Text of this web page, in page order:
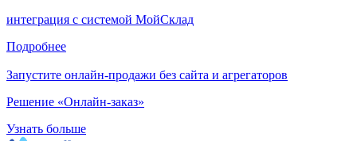
интеграция с системой МойСклад
Подробнее
Запустите онлайн-продажи без сайта и агрегаторов
Решение «Онлайн-заказ»
Узнать больше